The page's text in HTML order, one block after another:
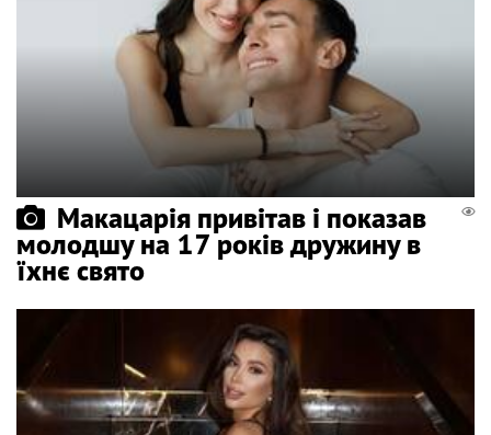
Макацарія привітав і показав
молодшу на 17 років дружину в
їхнє свято